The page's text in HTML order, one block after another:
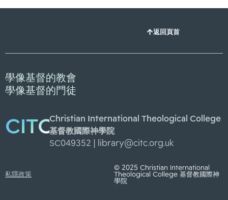
返回頁首
學像基督的教會
學像基督的門徒
CITCChristian International Theological College
基督教國際神學院
SC049352 |
library@citc.org.uk
私隱政策
© 2025 Christian International
Theological College 基督教國際神
學院